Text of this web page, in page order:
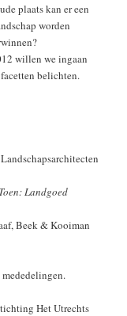
plaats kan er een
worden
willen we ingaan
belichten.
Landgoed
Beek & Kooiman
Het Utrechts